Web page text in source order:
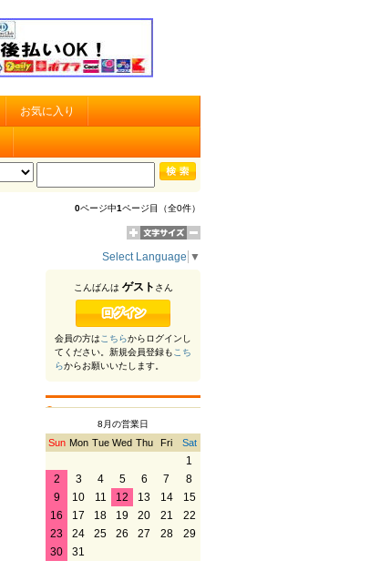
お気に入り
0ページ中1ページ目（全0件）
Select Language ▼
こんばんは ゲスト さん
会員の方はこちらからログインし
てください。新規会員登録もこち
らからお願いいたします。
8月の営業日
Sun Mon Tue Wed Thu Fri Sat
1
2
3 4 5 6 7
8
9
10 11 12 13 14
15
16
17 18 19 20 21
22
23
24 25 26 27 28
29
30
31